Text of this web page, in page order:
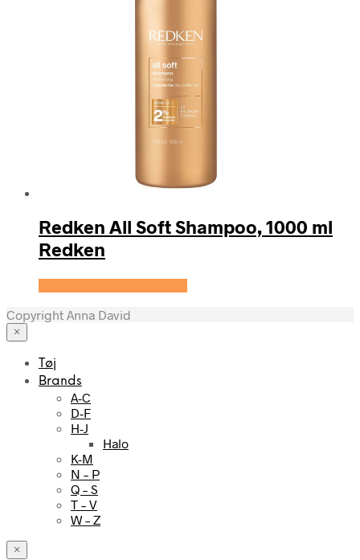
Redken All Soft Shampoo, 1000 ml
Redken
Copyright Anna David
×
Tøj
Brands
A-C
D-F
H-J
Halo
K-M
N – P
Q – S
T – V
W – Z
×